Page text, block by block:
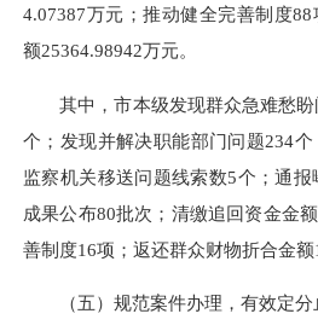
4.07387万元；推动健全完善制度
额25364.98942万元。
其中，市本级发现群众急难愁
个；发现并解决职能部门问题234
监察机关移送问题线索数5个；通报
成果公布80批次；清缴追回资金金
善制度16项；返还群众财物折合金额
（五）规范案件办理，有效定